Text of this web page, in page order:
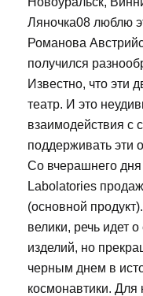
Ляночка08 люблю
Романова
получился
Известно, что эти
театр. И это
взаимодействия с
поддерживать эти
Со вчерашнего
Labolatories
(основной
велики, речь идет
изделий, но
черным днем в
космонавтики. Для